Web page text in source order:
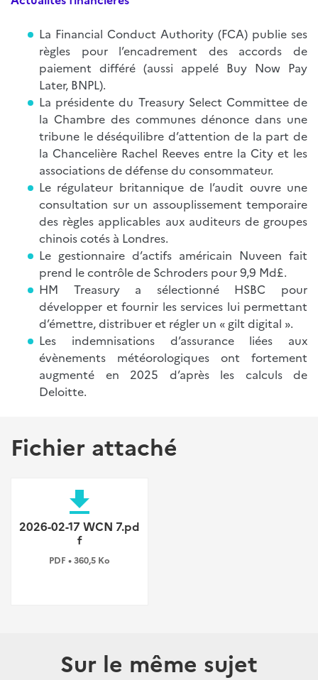
La Financial Conduct Authority (FCA) publie ses
règles pour l’encadrement des accords de
paiement différé (aussi appelé Buy Now Pay
Later, BNPL).
La présidente du Treasury Select Committee de
la Chambre des communes dénonce dans une
tribune le déséquilibre d’attention de la part de
la Chancelière Rachel Reeves entre la City et les
associations de défense du consommateur.
Le régulateur britannique de l’audit ouvre une
consultation sur un assouplissement temporaire
des règles applicables aux auditeurs de groupes
chinois cotés à Londres.
Le gestionnaire d’actifs américain Nuveen fait
prend le contrôle de Schroders pour 9,9 Md£.
HM Treasury a sélectionné HSBC pour
développer et fournir les services lui permettant
d’émettre, distribuer et régler un « gilt digital ».
Les indemnisations d’assurance liées aux
évènements météorologiques ont fortement
augmenté en 2025 d’après les calculs de
Deloitte.
Fichier attaché
file_download
2026-02-17 WCN 7.pd
f
PDF • 360,5 Ko
Sur le même sujet